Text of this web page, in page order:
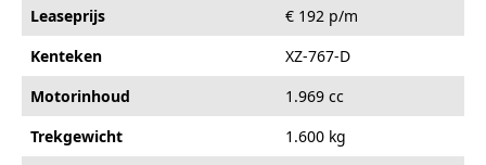
Leaseprijs
€ 192 p/m
Kenteken
XZ-767-D
Motorinhoud
1.969 cc
Trekgewicht
1.600 kg